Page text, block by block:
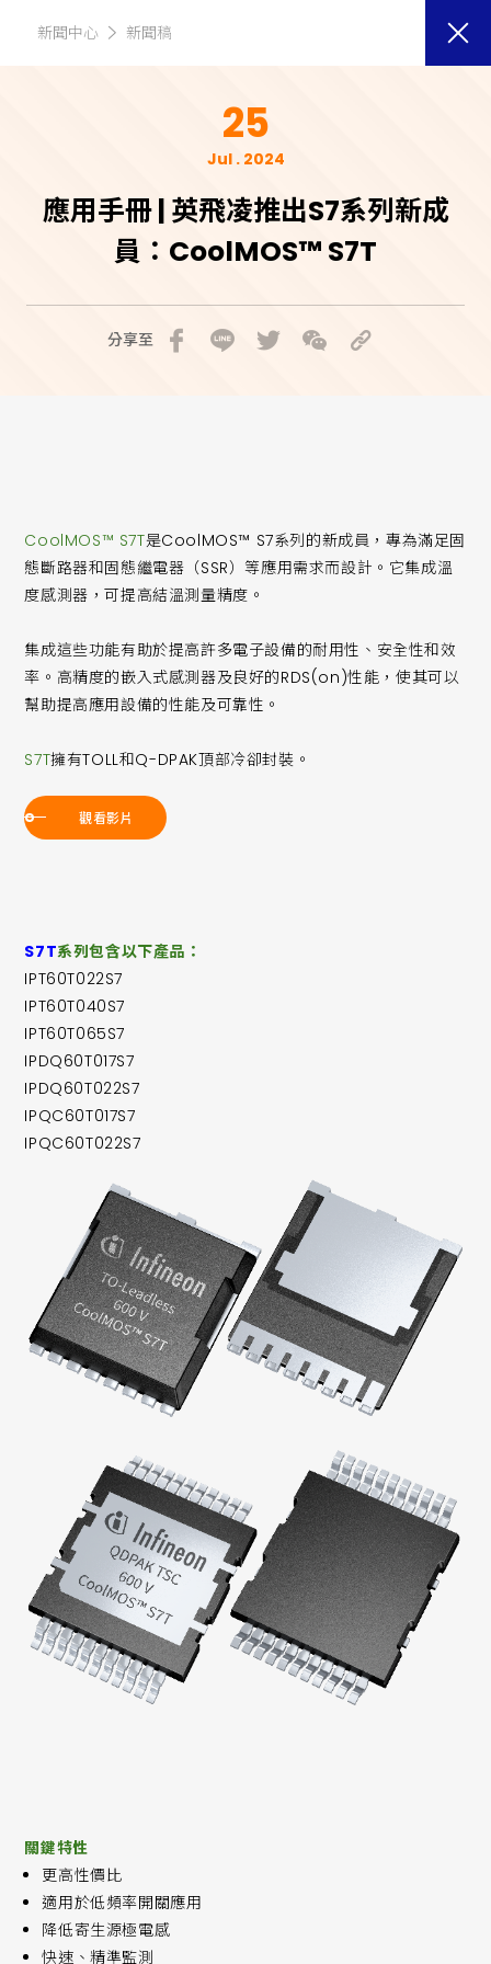
新聞中心 新聞稿
25
Jul . 2024
應用手冊 | 英飛凌推出S7系列新成
員：CoolMOS™ S7T
分享至
CoolMOS™ S7T是CoolMOS™ S7系列的新成員，專為滿足固
態斷路器和固態繼電器（SSR）等應用需求而設計。它集成溫
度感測器，可提高結溫測量精度。
集成這些功能有助於提高許多電子設備的耐用性、安全性和效
率。高精度的嵌入式感測器及良好的RDS(on)性能，使其可以
幫助提高應用設備的性能及可靠性。
S7T擁有TOLL和Q-DPAK頂部冷卻封裝。
觀看影片
S7T系列包含以下產品：
IPT60T022S7
IPT60T040S7
IPT60T065S7
IPDQ60T017S7
IPDQ60T022S7
IPQC60T017S7
IPQC60T022S7
關鍵特性
更高性價比
適用於低頻率開關應用
降低寄生源極電感
快速、精準監測